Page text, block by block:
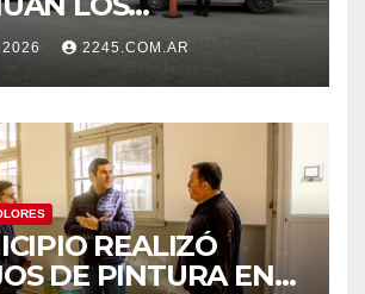
PREVENTIVOS
EN DOLORES
2245.COM.AR
REALIZÓ
DE PINTURA EN